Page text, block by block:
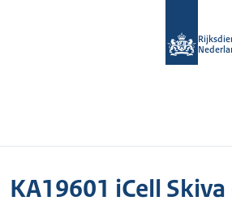
KA19601 iCell Skiva